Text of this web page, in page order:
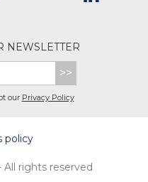
NEWSLETTER
>>
our Privacy Policy
policy
All rights reserved